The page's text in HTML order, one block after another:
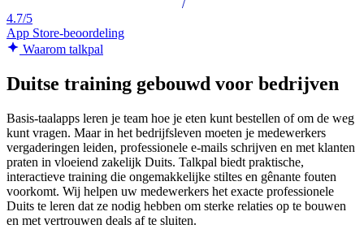
4.7/5
App Store-beoordeling
Waarom talkpal
Duitse training gebouwd voor bedrijven
Basis-taalapps leren je team hoe je eten kunt bestellen of om de weg
kunt vragen. Maar in het bedrijfsleven moeten je medewerkers
vergaderingen leiden, professionele e-mails schrijven en met klanten
praten in vloeiend zakelijk Duits. Talkpal biedt praktische,
interactieve training die ongemakkelijke stiltes en gênante fouten
voorkomt. Wij helpen uw medewerkers het exacte professionele
Duits te leren dat ze nodig hebben om sterke relaties op te bouwen
en met vertrouwen deals af te sluiten.